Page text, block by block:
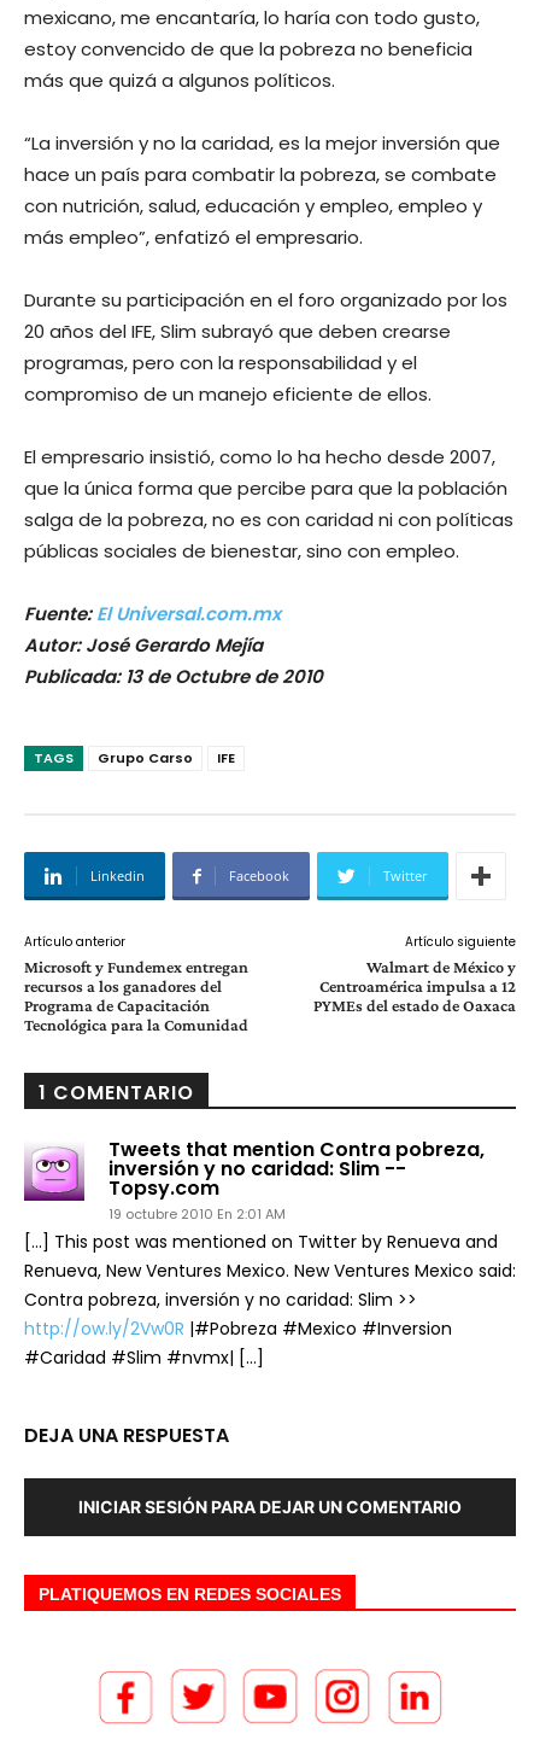
mexicano, me encantaría, lo haría con todo gusto,
estoy convencido de que la pobreza no beneficia
más que quizá a algunos políticos.
“La inversión y no la caridad, es la mejor inversión que
hace un país para combatir la pobreza, se combate
con nutrición, salud, educación y empleo, empleo y
más empleo”, enfatizó el empresario.
Durante su participación en el foro organizado por los
20 años del IFE, Slim subrayó que deben crearse
programas, pero con la responsabilidad y el
compromiso de un manejo eficiente de ellos.
El empresario insistió, como lo ha hecho desde 2007,
que la única forma que percibe para que la población
salga de la pobreza, no es con caridad ni con políticas
públicas sociales de bienestar, sino con empleo.
Fuente:El Universal.com.mx
Autor: José Gerardo Mejía
Publicada: 13 de Octubre de 2010
TAGS Grupo Carso IFE
Linkedin Facebook Twitter
Artículo anterior
Microsoft y Fundemex entregan
recursos a los ganadores del
Programa de Capacitación
Tecnológica para la Comunidad
Artículo siguiente
Walmart de México y
Centroamérica impulsa a 12
PYMEs del estado de Oaxaca
1 COMENTARIO
Tweets that mention Contra pobreza,
inversión y no caridad: Slim --
Topsy.com
19 octubre 2010 En 2:01 AM
[…] This post was mentioned on Twitter by Renueva and
Renueva, New Ventures Mexico. New Ventures Mexico said:
Contra pobreza, inversión y no caridad: Slim >>
http://ow.ly/2Vw0R |#Pobreza #Mexico #Inversion
#Caridad #Slim #nvmx| […]
DEJA UNA RESPUESTA
INICIAR SESIÓN PARA DEJAR UN COMENTARIO
PLATIQUEMOS EN REDES SOCIALES